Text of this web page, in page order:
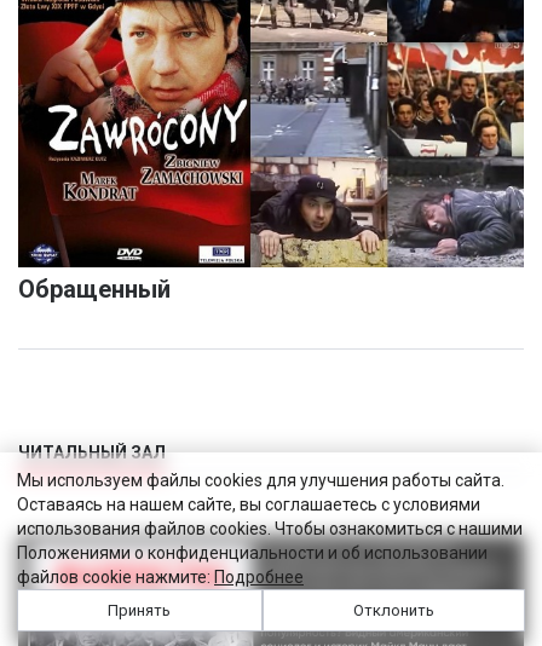
Обращенный
ЧИТАЛЬНЫЙ ЗАЛ
Мы используем файлы cookies для улучшения работы сайта.
Оставаясь на нашем сайте, вы соглашаетесь с условиями
использования файлов cookies. Чтобы ознакомиться с нашими
Положениями о конфиденциальности и об использовании
файлов cookie нажмите: Подробнее
Принять Отклонить